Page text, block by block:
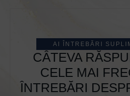
AI ÎNTREBĂRI
CÂTEVA
CELE MAI
ÎNTREBĂRI